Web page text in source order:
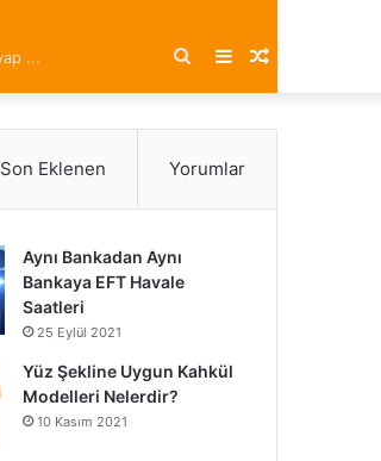
Rastgele
Makale
Kenar
Bölmesi
Arama
yap
Son Eklenen Yorumlar
Aynı Bankadan Aynı
Bankaya EFT Havale
Saatleri
25 Eylül 2021
Yüz Şekline Uygun Kahkül
Modelleri Nelerdir?
10 Kasım 2021